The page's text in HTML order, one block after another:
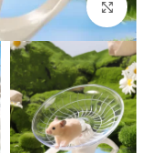
Click to enlarge